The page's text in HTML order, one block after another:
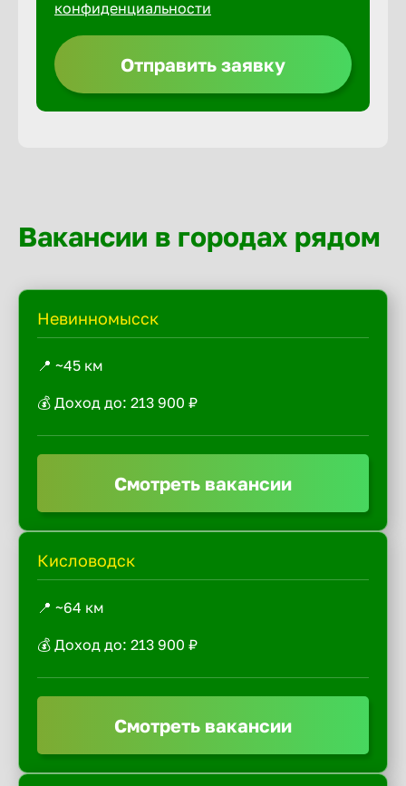
конфиденциальности
Отправить заявку
Вакансии в городах рядом
Невинномысск
📍 ~45 км
💰 Доход до: 213 900 ₽
Смотреть вакансии
Кисловодск
📍 ~64 км
💰 Доход до: 213 900 ₽
Смотреть вакансии